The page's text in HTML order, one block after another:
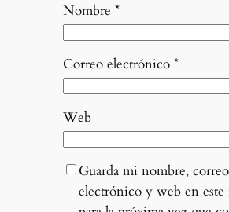
Nombre *
Correo electrónico *
Web
Guarda mi nombre, correo
electrónico y web en este